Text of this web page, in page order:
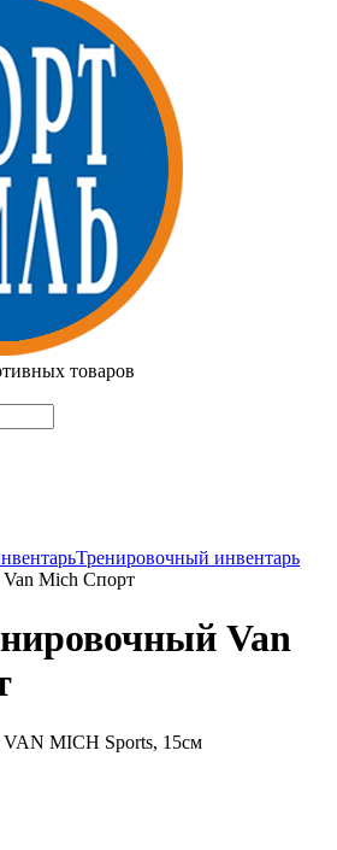
товаров
Тренировочный инвентарь
Mich Спорт
Van
MICH Sports, 15см